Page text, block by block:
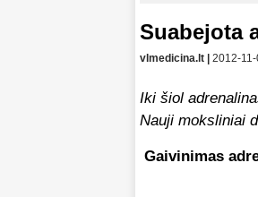
Suabejota
vlmedicina.lt | 2012-
Iki šiol
Nauji moksliniai
Gaivinimas